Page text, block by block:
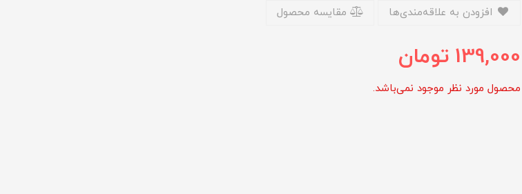
مقایسه محصول
139,000 تومان
محصول مورد نظر موجود نمی‌باشد.